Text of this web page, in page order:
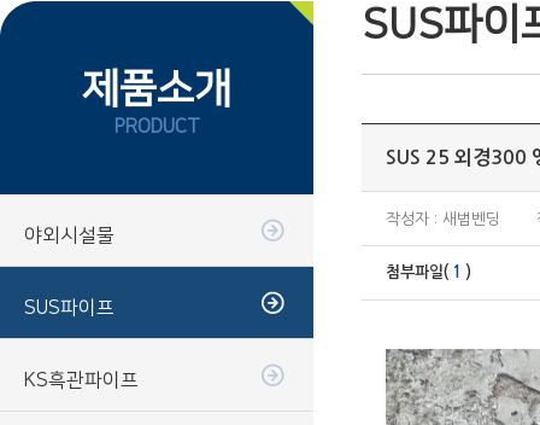
제품소개
PRODUCT
야외시설물
SUS파이프
KS흑관파이프
SUS파이
SUS 25 외경300
작성자 : 새범벤딩
첨부파일( 1 )